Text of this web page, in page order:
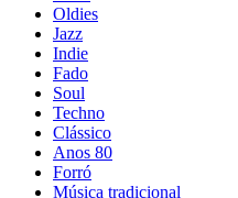
Oldies
Jazz
Indie
Fado
Soul
Techno
Clássico
Anos 80
Forró
Música tradicional